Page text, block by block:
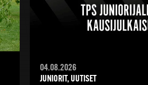
04.08.2026
JUNIORIT, UUTISET